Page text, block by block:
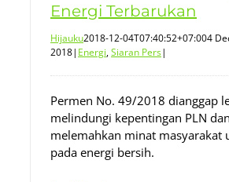
Energi Terbarukan
Hijauku2018-12-04T07:40:52+07:004
2018| Energi,Siaran Pers|
Permen No. 49/2018 dianggap
melindungi kepentingan PLN dan
melemahkan minat masyarakat
pada energi bersih.